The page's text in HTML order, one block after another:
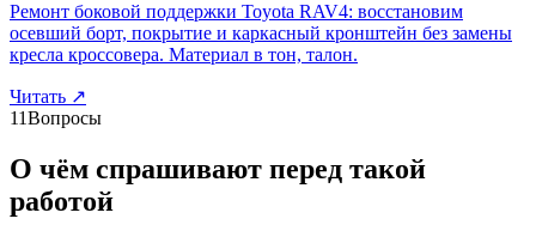
Ремонт боковой поддержки Toyota RAV4: восстановим
осевший борт, покрытие и каркасный кронштейн без замены
кресла кроссовера. Материал в тон, талон.
Читать ↗
11Вопросы
О чём спрашивают перед такой
работой